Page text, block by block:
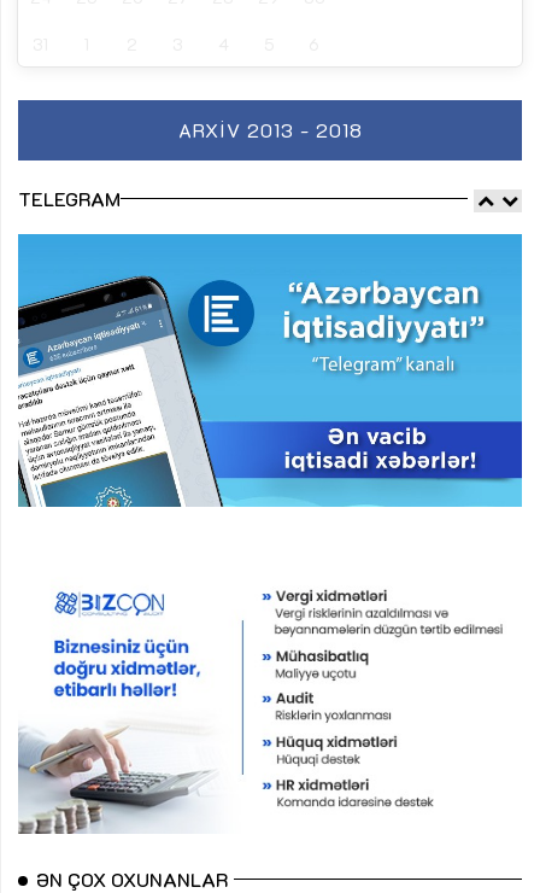
ARXIV 2013 - 2018
TELEGRAM
ƏN ÇOX OXUNANLAR